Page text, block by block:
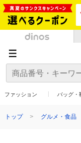
ファッション バッグ・
トップ グルメ・食品